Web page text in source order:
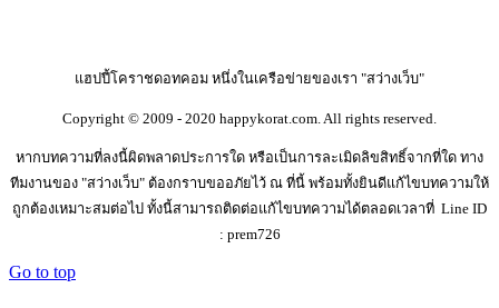
แฮปปี้โคราชดอทคอม หนึ่งในเครือข่ายของเรา "สว่างเว็บ"
Copyright © 2009 - 2020 happykorat.com. All rights reserved.
หากบทความที่ลงนี้ผิดพลาดประการใด หรือเป็นการละเมิดลิขสิทธิ์จากที่ใด ทาง
ทีมงานของ "สว่างเว็บ" ต้องกราบขออภัยไว้ ณ ที่นี้ พร้อมทั้งยินดีแก้ไขบทความให้
ถูกต้องเหมาะสมต่อไป ทั้งนี้สามารถติดต่อแก้ไขบทความได้ตลอดเวลาที่ Line ID
: prem726
Go to top